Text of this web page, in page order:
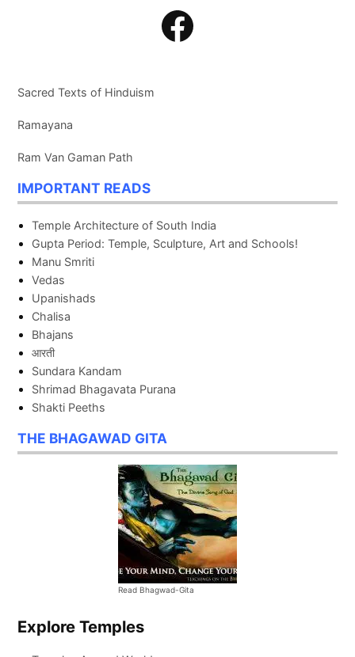
Facebook
Sacred Texts of Hinduism
Ramayana
Ram Van Gaman Path
IMPORTANT READS
Temple Architecture of South India
Gupta Period: Temple, Sculpture, Art and Schools!
Manu Smriti
Vedas
Upanishads
Chalisa
Bhajans
आरती
Sundara Kandam
Shrimad Bhagavata Purana
Shakti Peeths
THE BHAGAWAD GITA
Read Bhagwad-Gita
Explore Temples